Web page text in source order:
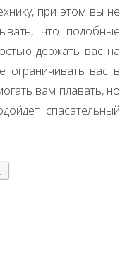
при этом вы не
что подобные
держать вас на
ограничивать вас в
вам плавать, но
спасательный